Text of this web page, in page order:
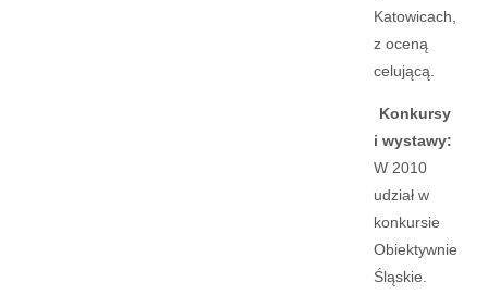
Katowicach,
z oceną
celującą.
Konkursy
i wystawy:
W 2010
udział w
konkursie
Obiektywnie
Śląskie.